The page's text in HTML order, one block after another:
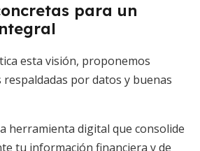
para un
esta visión, proponemos
respaldadas por datos y buenas
herramienta digital que consolide
tu información financiera y de